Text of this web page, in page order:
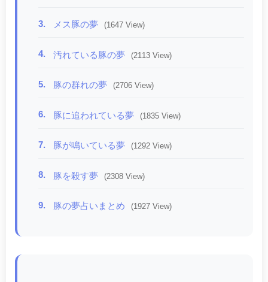
3. メス豚の夢 (1647 View)
4. 汚れている豚の夢 (2113 View)
5. 豚の群れの夢 (2706 View)
6. 豚に追われている夢 (1835 View)
7. 豚が鳴いている夢 (1292 View)
8. 豚を殺す夢 (2308 View)
9. 豚の夢占いまとめ (1927 View)